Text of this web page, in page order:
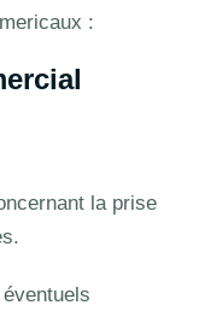
:
la prise